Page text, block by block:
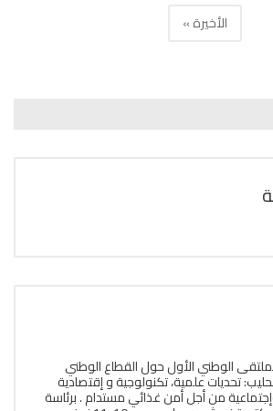
الأخيرة »
الوطني الأول حول القطاع الوطني
تحديات علمية، تكنولوجية و إقتصادية
من أجل أمن غذائي مستدام . برئاسة